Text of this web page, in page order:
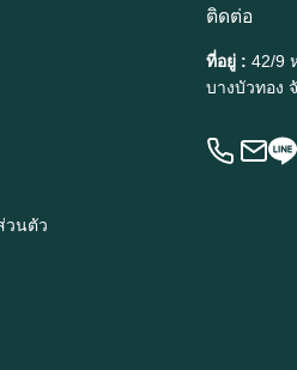
วนตัว
ติดต่อ
ที่อยู่ : 42/9
บางบัวทอง